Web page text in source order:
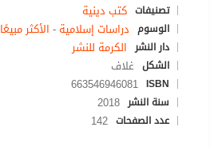
تصنيفات كتب دينية
الوسوم دراسات إسلامية - الأكثر مبيعًا
دار النشر الكرمة للنشر
الشكل غلاف
ISBN
663546946081
سنة النشر 2018
عدد الصفحات 142